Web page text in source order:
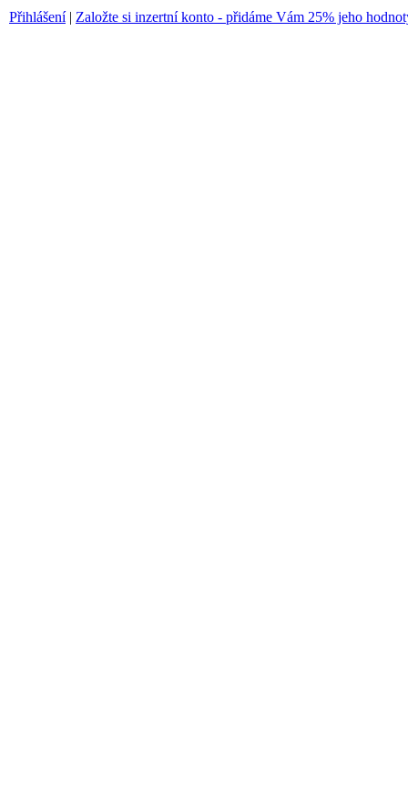
Přihlášení| Založte si inzertní konto - přidáme Vám 25% jeho